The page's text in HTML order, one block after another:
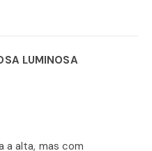
LUMINOSA
a alta, mas com